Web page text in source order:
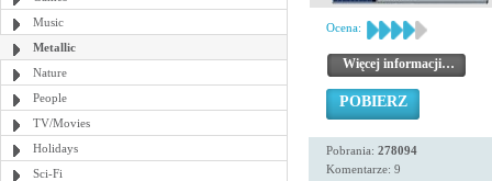
Music
Metallic
Nature
People
TV/Movies
Holidays
Sci-Fi
Ocena:
Więcej informacji…
POBIERZ
Pobrania: 278094
Komentarze: 9